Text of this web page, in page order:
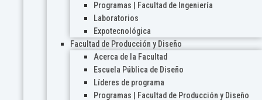
Programas | Facultad de Ingeniería
Laboratorios
Expotecnológica
Facultad de Producción y Diseño
Acerca de la Facultad
Escuela Pública de Diseño
Líderes de programa
Programas | Facultad de Producción y Diseño